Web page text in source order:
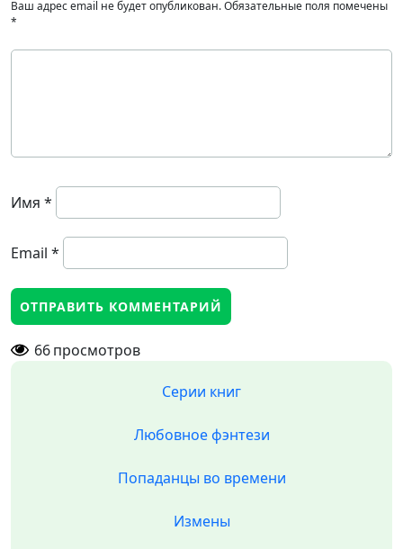
Ваш адрес email не будет опубликован.Обязательные поля помечены
*
Имя *
Email *
66просмотров
Серии книг
Любовное фэнтези
Попаданцы во времени
Измены